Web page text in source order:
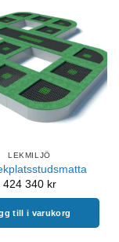
LEKMILJÖ
424 340 kr
till i varukorg